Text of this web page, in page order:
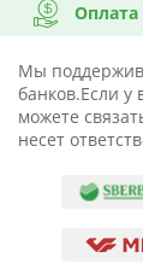
Оплата
Мы
банков.Если у
можете
несет